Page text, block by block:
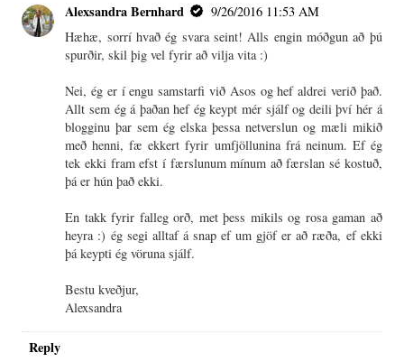
Alexsandra Bernhard
9/26/2016 11:53 AM
Hæhæ, sorrí hvað ég svara seint! Alls engin móðgun að þú
spurðir, skil þig vel fyrir að vilja vita :)
Nei, ég er í engu samstarfi við Asos og hef aldrei verið það.
Allt sem ég á þaðan hef ég keypt mér sjálf og deili því hér á
blogginu þar sem ég elska þessa netverslun og mæli mikið
með henni, fæ ekkert fyrir umfjöllunina frá neinum. Ef ég
tek ekki fram efst í færslunum mínum að færslan sé kostuð,
þá er hún það ekki.
En takk fyrir falleg orð, met þess mikils og rosa gaman að
heyra :) ég segi alltaf á snap ef um gjöf er að ræða, ef ekki
þá keypti ég vöruna sjálf.
Bestu kveðjur,
Alexsandra
Reply